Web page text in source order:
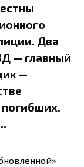
Два
— главный
—